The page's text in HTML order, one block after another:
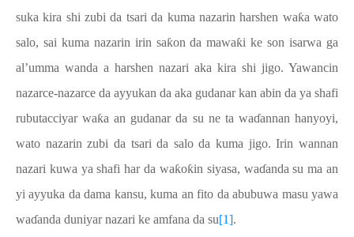
suka kira shi zubi da tsari da kuma nazarin harshen waƙa wato
salo, sai kuma nazarin irin saƙon da mawaƙi ke son isarwa ga
al’umma wanda a harshen nazari aka kira shi jigo. Yawancin
nazarce-nazarce da ayyukan da aka gudanar kan abin da ya shafi
rubutacciyar waƙa an gudanar da su ne ta waɗannan hanyoyi,
wato nazarin zubi da tsari da salo da kuma jigo. Irin wannan
nazari kuwa ya shafi har da waƙoƙin siyasa, waɗanda su ma an
yi ayyuka da dama kansu, kuma an fito da abubuwa masu yawa
waɗanda duniyar nazari ke amfana da su[1].